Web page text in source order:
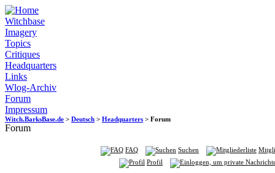
Witchbase
Imagery
Topics
Critiques
Headquarters
Links
Wlog-Archiv
Forum
Impressum
Witch.BarksBase.de > Deutsch > Headquarters > Forum
Forum
FAQ Suchen
Profil